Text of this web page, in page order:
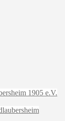
1905 e.V.